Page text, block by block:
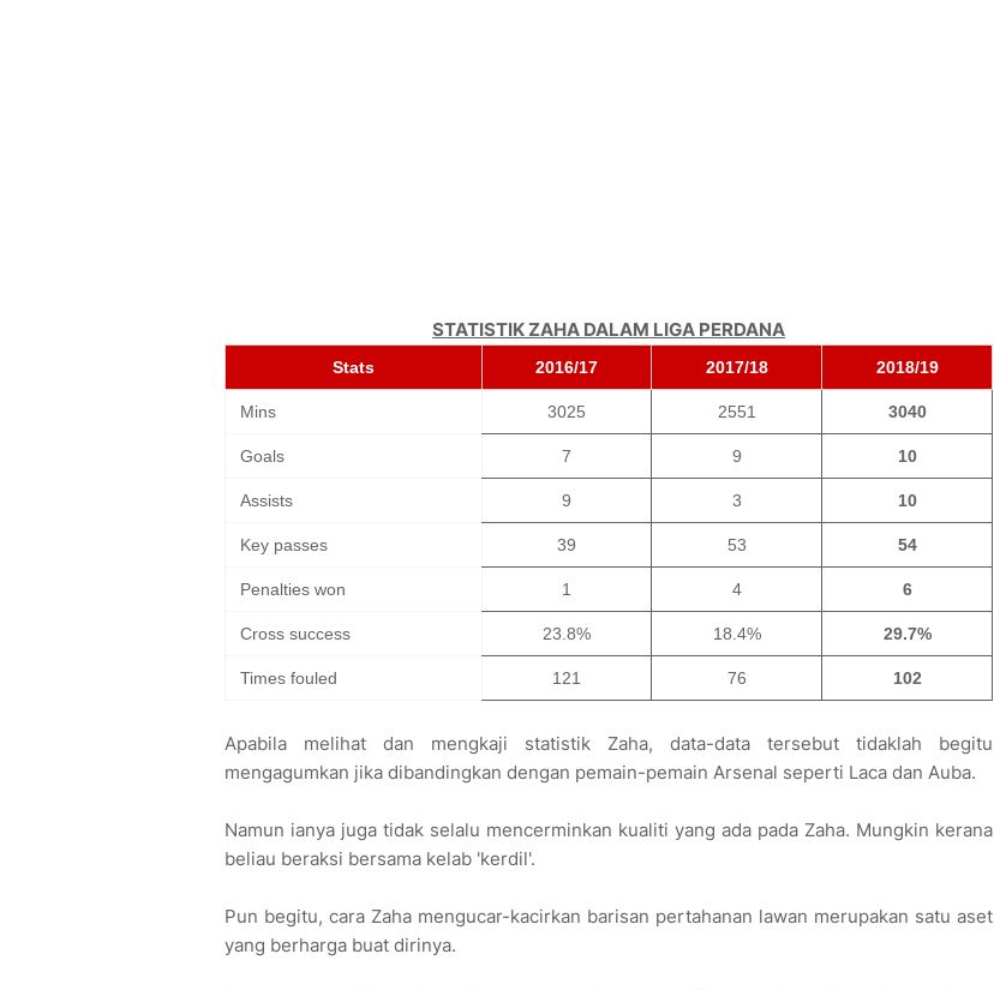
STATISTIK ZAHA DALAM LIGA PERDANA
Stats 2016/17 2017/18 2018/19
Mins 3025 2551 3040
Goals 7 9 10
Assists 9 3 10
Key passes 39 53 54
Penalties won 1 4 6
Cross success 23.8% 18.4% 29.7%
Times fouled 121 76 102
Apabila melihat dan mengkaji statistik Zaha, data-data tersebut tidaklah begitu
mengagumkan jika dibandingkan dengan pemain-pemain Arsenal seperti Laca dan Auba.
Namun ianya juga tidak selalu mencerminkan kualiti yang ada pada Zaha. Mungkin kerana
beliau beraksi bersama kelab 'kerdil'.
Pun begitu, cara Zaha mengucar-kacirkan barisan pertahanan lawan merupakan satu aset
yang berharga buat dirinya.